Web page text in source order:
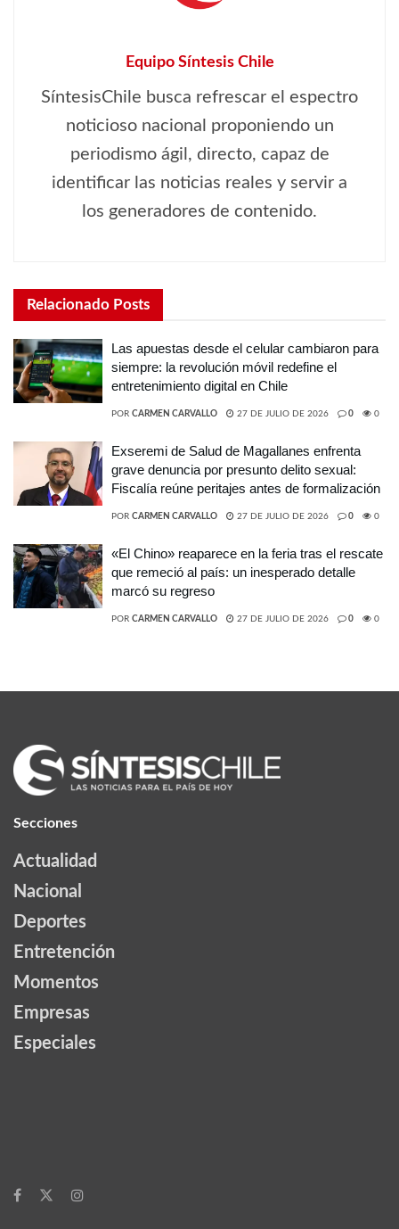
Equipo Síntesis Chile
SíntesisChile busca refrescar el espectro
noticioso nacional proponiendo un
periodismo ágil, directo, capaz de
identificar las noticias reales y servir a
los generadores de contenido.
Relacionado Posts
Las apuestas desde el celular cambiaron para
siempre: la revolución móvil redefine el
entretenimiento digital en Chile
POR CARMEN CARVALLO 27 DE JULIO DE 2026 0 0
Exseremi de Salud de Magallanes enfrenta
grave denuncia por presunto delito sexual:
Fiscalía reúne peritajes antes de formalización
POR CARMEN CARVALLO 27 DE JULIO DE 2026 0 0
«El Chino» reaparece en la feria tras el rescate
que remeció al país: un inesperado detalle
marcó su regreso
POR CARMEN CARVALLO 27 DE JULIO DE 2026 0 0
Secciones
Actualidad
Nacional
Deportes
Entretención
Momentos
Empresas
Especiales